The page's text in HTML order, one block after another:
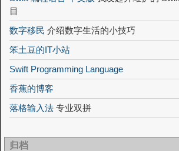
目
数字移民 介绍数字生活的小技巧
笨土豆的IT小站
Swift Programming Language
香蕉的博客
落格输入法 专业双拼
归档